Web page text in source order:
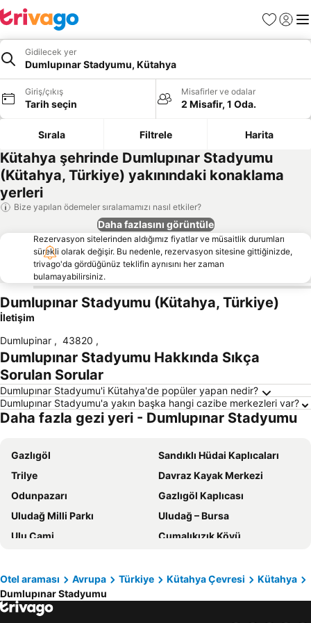
Favoriler
Giriş
Gidilecek yer
Dumlupınar Stadyumu, Kütahya
Giriş/çıkış
Tarih seçin
Misafirler ve odalar
2 Misafir, 1 Oda.
Sırala Filtrele Harita
Kütahya şehrinde Dumlupınar Stadyumu
(Kütahya, Türkiye) yakınındaki konaklama
yerleri
Bize yapılan ödemeler sıralamamızı nasıl etkiler?
Daha fazlasını görüntüle
Rezervasyon sitelerinden aldığımız fiyatlar ve müsaitlik durumları
sürekli olarak değişir. Bu nedenle, rezervasyon sitesine gittiğinizde,
trivago'da gördüğünüz teklifin aynısını her zaman
bulamayabilirsiniz.
Dumlupınar Stadyumu (Kütahya, Türkiye)
İletişim
Dumlupinar , 43820 ,
Dumlupınar Stadyumu Hakkında Sıkça
Sorulan Sorular
Dumlupınar Stadyumu'i Kütahya'de popüler yapan nedir?
Dumlupınar Stadyumu'a yakın başka hangi cazibe merkezleri var?
Daha fazla gezi yeri - Dumlupınar Stadyumu
Gazlıgöl
Sandıklı Hüdai Kaplıcaları
Trilye
Davraz Kayak Merkezi
Odunpazarı
Gazlıgöl Kaplıcası
Uludağ Milli Parkı
Uludağ – Bursa
Ulu Cami
Cumalıkızık Köyü
Sivrihisar
Pamukkale
Eskişehir Tren Garı
Gölcük Gölü
Otel araması Avrupa Türkiye Kütahya Çevresi
Kütahya
Dumlupınar Stadyumu